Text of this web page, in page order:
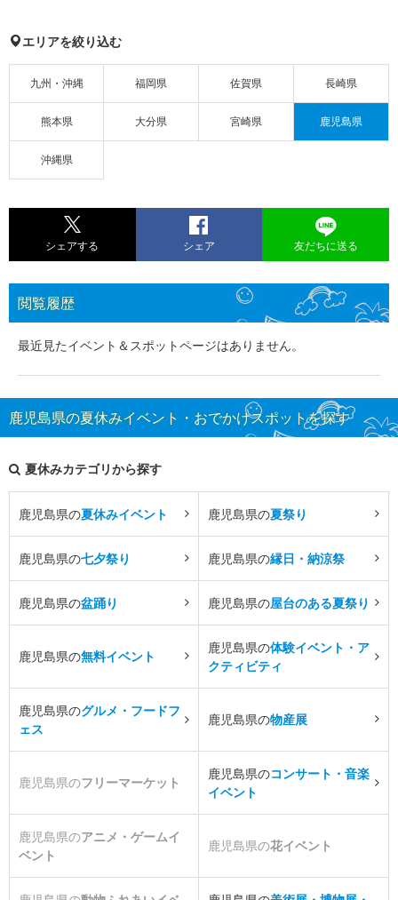
エリアを絞り込む
九州・沖縄 福岡県 佐賀県 長崎県
熊本県 大分県 宮崎県 鹿児島県
沖縄県
シェアする シェア 友だちに送る
閲覧履歴
最近見たイベント＆スポットページはありません。
鹿児島県の夏休みイベント・おでかけスポットを探す
夏休みカテゴリから探す
鹿児島県の夏休みイベント 鹿児島県の夏祭り
鹿児島県の七夕祭り 鹿児島県の縁日・納涼祭
鹿児島県の盆踊り 鹿児島県の屋台のある夏祭り
鹿児島県の無料イベント
鹿児島県の体験イベント・ア
クティビティ
鹿児島県のグルメ・フードフ
ェス
鹿児島県の物産展
鹿児島県のフリーマーケット
鹿児島県のコンサート・音楽
イベント
鹿児島県のアニメ・ゲームイ
ベント
鹿児島県の花イベント